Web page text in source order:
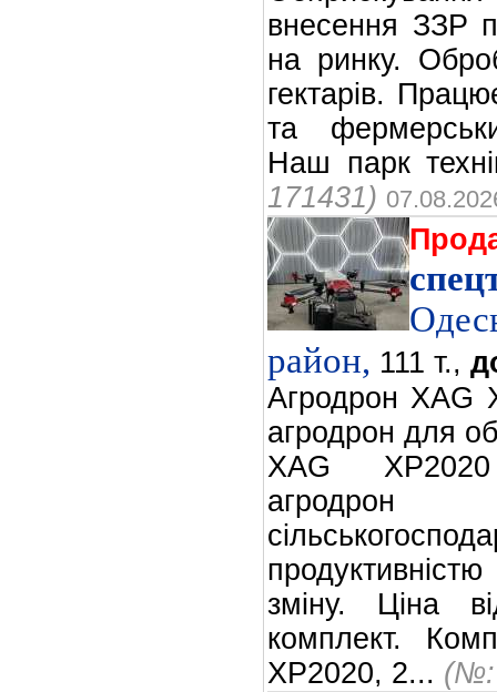
внесення ЗЗР
на ринку.
гектарів.
та
Наш парк
171431)
район, 111 т.,
Агродрон XAG
агродрон для
XAG
зміну. Ціна
комплект.
XP2020, 2... (№: